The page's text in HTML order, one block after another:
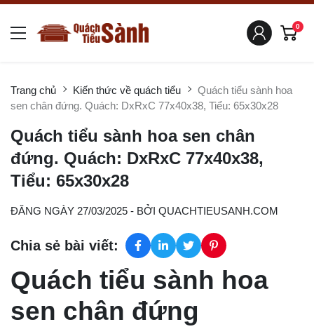
0
Trang chủ Kiến thức về quách tiểu
Quách tiểu sành hoa
sen chân đứng. Quách: DxRxC 77x40x38, Tiểu: 65x30x28
Quách tiểu sành hoa sen chân
đứng. Quách: DxRxC 77x40x38,
Tiểu: 65x30x28
ĐĂNG NGÀY 27/03/2025 - BỞI QUACHTIEUSANH.COM
Chia sẻ bài viết:
Quách tiểu sành hoa
sen chân đứng